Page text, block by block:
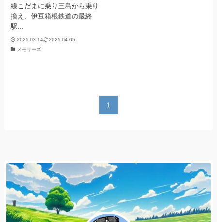
線こだまに乗り三島から乗り
換え、伊豆箱根鉄道の最終
駅...
2025-03-14
2025-04-05
メモリーズ
1